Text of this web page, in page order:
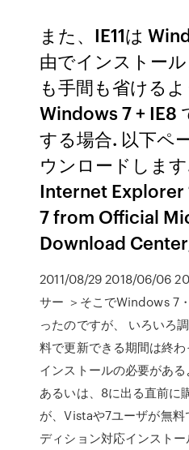
また、IE11は
由でインストー
も手間も省けるよ
Windows 7 + IE8
する場合. 以下ペ
ウンロードしま
Internet Explorer
7 from Official
Download
2011/08/29 2018/06/06
サー ＞そこでWindows 7
ったのですが、 いろいろ
料で更新できる期間は終
インストールの必要があ
あるいは、8に出る直前に
が、Vistaや7ユーザが無
ディション対応インスト